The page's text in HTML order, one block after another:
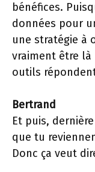
bénéfices.
données pour
une stratégie à
vraiment être là
outils
Bertrand
Et puis,
que tu
Donc ça veut